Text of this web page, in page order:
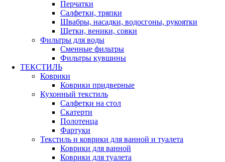
Перчатки
Салфетки, тряпки
Швабры, насадки, водосгоны, рукоятки
Щетки, веники, совки
Фильтры для воды
Сменные фильтры
Фильтры кувшины
ТЕКСТИЛЬ
Коврики
Коврики придверные
Кухонный текстиль
Салфетки на стол
Скатерти
Полотенца
Фартуки
Текстиль и коврики для ванной и туалета
Коврики для ванной
Коврики для туалета